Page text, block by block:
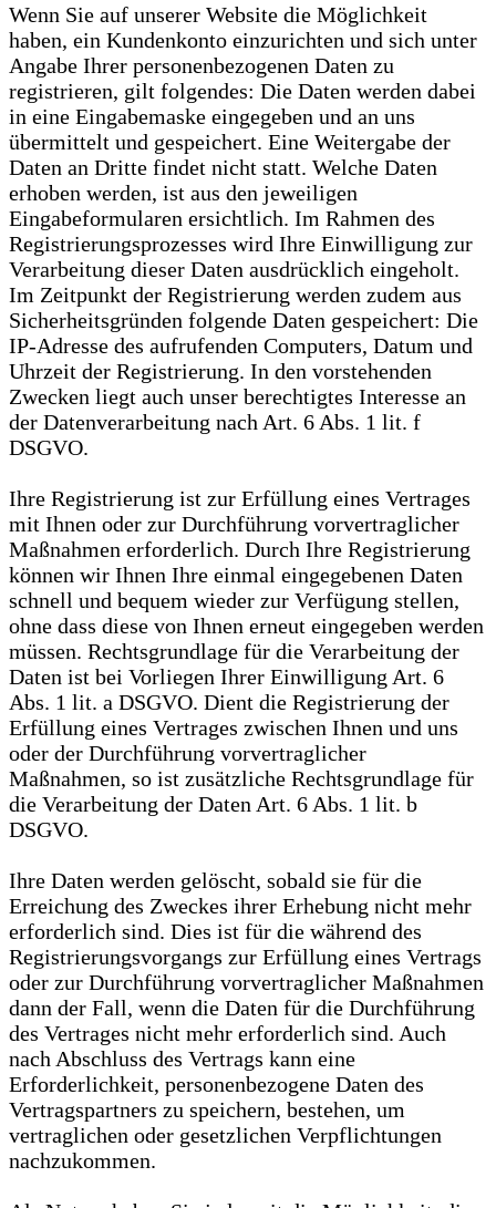
Wenn Sie auf unserer Website die Möglichkeit
haben, ein Kundenkonto einzurichten und sich unter
Angabe Ihrer personenbezogenen Daten zu
registrieren, gilt folgendes: Die Daten werden dabei
in eine Eingabemaske eingegeben und an uns
übermittelt und gespeichert. Eine Weitergabe der
Daten an Dritte findet nicht statt. Welche Daten
erhoben werden, ist aus den jeweiligen
Eingabeformularen ersichtlich. Im Rahmen des
Registrierungsprozesses wird Ihre Einwilligung zur
Verarbeitung dieser Daten ausdrücklich eingeholt.
Im Zeitpunkt der Registrierung werden zudem aus
Sicherheitsgründen folgende Daten gespeichert: Die
IP-Adresse des aufrufenden Computers, Datum und
Uhrzeit der Registrierung. In den vorstehenden
Zwecken liegt auch unser berechtigtes Interesse an
der Datenverarbeitung nach Art. 6 Abs. 1 lit. f
DSGVO.
Ihre Registrierung ist zur Erfüllung eines Vertrages
mit Ihnen oder zur Durchführung vorvertraglicher
Maßnahmen erforderlich. Durch Ihre Registrierung
können wir Ihnen Ihre einmal eingegebenen Daten
schnell und bequem wieder zur Verfügung stellen,
ohne dass diese von Ihnen erneut eingegeben werden
müssen. Rechtsgrundlage für die Verarbeitung der
Daten ist bei Vorliegen Ihrer Einwilligung Art. 6
Abs. 1 lit. a DSGVO. Dient die Registrierung der
Erfüllung eines Vertrages zwischen Ihnen und uns
oder der Durchführung vorvertraglicher
Maßnahmen, so ist zusätzliche Rechtsgrundlage für
die Verarbeitung der Daten Art. 6 Abs. 1 lit. b
DSGVO.
Ihre Daten werden gelöscht, sobald sie für die
Erreichung des Zweckes ihrer Erhebung nicht mehr
erforderlich sind. Dies ist für die während des
Registrierungsvorgangs zur Erfüllung eines Vertrags
oder zur Durchführung vorvertraglicher Maßnahmen
dann der Fall, wenn die Daten für die Durchführung
des Vertrages nicht mehr erforderlich sind. Auch
nach Abschluss des Vertrags kann eine
Erforderlichkeit, personenbezogene Daten des
Vertragspartners zu speichern, bestehen, um
vertraglichen oder gesetzlichen Verpflichtungen
nachzukommen.